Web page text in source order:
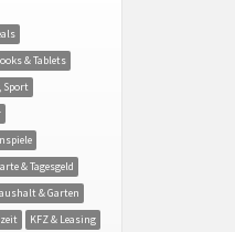
& Tablets
Sport
& Tagesgeld
& Garten
KFZ & Leasing